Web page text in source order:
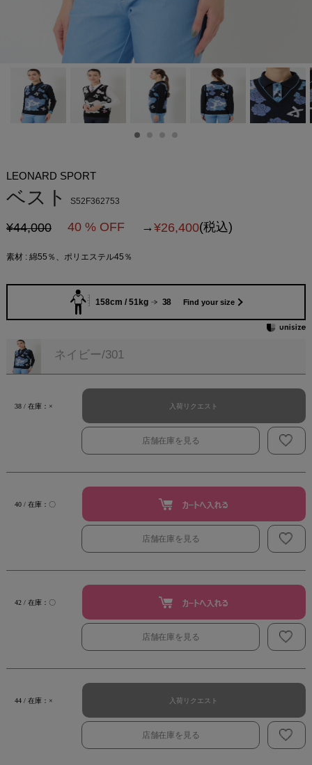
LEONARD SPORT
ベスト S52F362753
¥44,000 40 % OFF →¥26,400(税込)
素材 : 綿55％、ポリエステル45％
158cm / 51kg 38 Find your size
ネイビー/301
38 / 在庫：× 入荷リクエスト
店舗在庫を見る
40 / 在庫：〇
店舗在庫を見る
42 / 在庫：〇
店舗在庫を見る
44 / 在庫：× 入荷リクエスト
店舗在庫を見る